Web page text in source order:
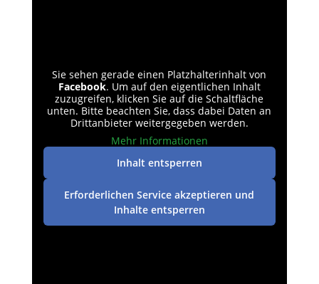
Sie sehen gerade einen Platzhalterinhalt von
Facebook. Um auf den eigentlichen Inhalt
zuzugreifen, klicken Sie auf die Schaltfläche
unten. Bitte beachten Sie, dass dabei Daten an
Drittanbieter weitergegeben werden.
Mehr Informationen
Inhalt entsperren
Erforderlichen Service akzeptieren und
Inhalte entsperren